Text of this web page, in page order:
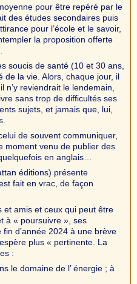
pour être repéré par le
des études secondaires puis
pour l’école et le savoir,
la proposition offerte
soucis de santé (10 et 30 ans,
de la vie. Alors, chaque jour, il
n’y reviendrait le lendemain,
sans trop de difficultés ses
sujets, et jamais que, lui,
de souvent communiquer,
moment venu de publier des
en anglais…
éditions) présente
fait en vrac, de façon
et amis et ceux qui peut être
à « poursuivre », ses
d’année 2024 à une brève
plus « pertinente. La
:
le domaine de l’ énergie ; à